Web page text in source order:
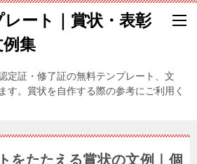
ート｜賞状・表彰
集
定証・修了証の無料テンプレート、文
す。賞状を自作する際の参考にご利用く
をたたえる賞状の文例｜個